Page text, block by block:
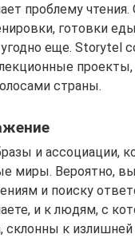
проблему чтения.
готовки
еще. Storytel
страны.
и ассоциации,
миры. Вероятно,
и поиску
и к людям, с
к излишней